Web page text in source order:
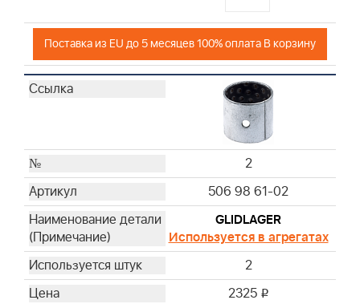
Поставка из EU до 5 месяцев 100% оплата В корзину
2
506 98 61-02
GLIDLAGER
Используется в агрегатах
2
2325 i